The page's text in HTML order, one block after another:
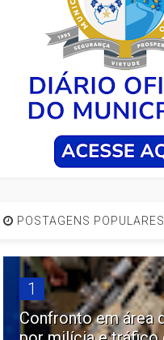
POSTAGENS POPULARES
1
Confronto em área